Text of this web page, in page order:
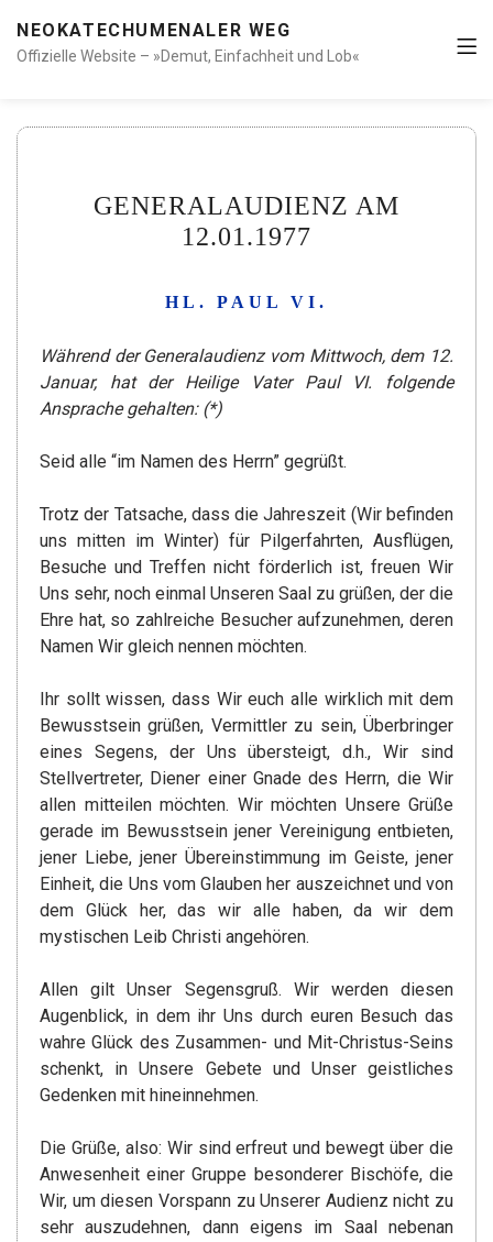
NEOKATECHUMENALER WEG
Offizielle Website – »Demut, Einfachheit und Lob«
GENERALAUDIENZ AM
12.01.1977
HL. PAUL VI.
Während der Generalaudienz vom Mittwoch, dem 12.
Januar, hat der Heilige Vater Paul VI. folgende
Ansprache gehalten: (*)
Seid alle “im Namen des Herrn” gegrüßt.
Trotz der Tatsache, dass die Jahreszeit (Wir befinden
uns mitten im Winter) für Pilgerfahrten, Ausflügen,
Besuche und Treffen nicht förderlich ist, freuen Wir
Uns sehr, noch einmal Unseren Saal zu grüßen, der die
Ehre hat, so zahlreiche Besucher aufzunehmen, deren
Namen Wir gleich nennen möchten.
Ihr sollt wissen, dass Wir euch alle wirklich mit dem
Bewusstsein grüßen, Vermittler zu sein, Überbringer
eines Segens, der Uns übersteigt, d.h., Wir sind
Stellvertreter, Diener einer Gnade des Herrn, die Wir
allen mitteilen möchten. Wir möchten Unsere Grüße
gerade im Bewusstsein jener Vereinigung entbieten,
jener Liebe, jener Übereinstimmung im Geiste, jener
Einheit, die Uns vom Glauben her auszeichnet und von
dem Glück her, das wir alle haben, da wir dem
mystischen Leib Christi angehören.
Allen gilt Unser Segensgruß. Wir werden diesen
Augenblick, in dem ihr Uns durch euren Besuch das
wahre Glück des Zusammen- und Mit-Christus-Seins
schenkt, in Unsere Gebete und Unser geistliches
Gedenken mit hineinnehmen.
Die Grüße, also: Wir sind erfreut und bewegt über die
Anwesenheit einer Gruppe besonderer Bischöfe, die
Wir, um diesen Vorspann zu Unserer Audienz nicht zu
sehr auszudehnen, dann eigens im Saal nebenan